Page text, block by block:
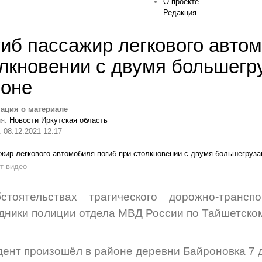
Редакция
пассажир легкового
с двумя
о материале
Новости Иркутская область
08.12.2021 12:17
видео
трагического дорожно-
полиции отдела МВД России по
произошёл в районе деревни Байроновка 7